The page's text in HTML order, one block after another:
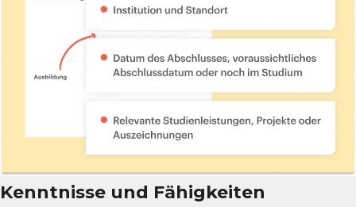
Kenntnisse und Fähigkeiten